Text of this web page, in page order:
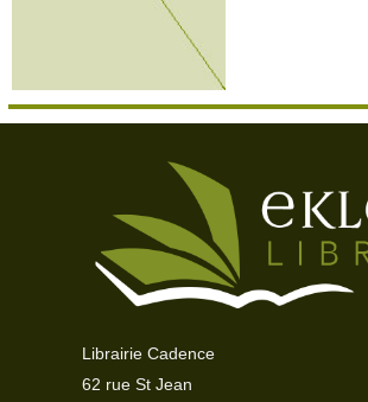
Librairie Cadence
62 rue St Jean